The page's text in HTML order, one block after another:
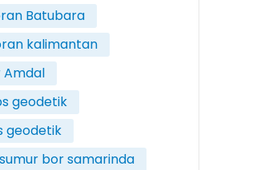
Batubara
kalimantan
Amdal
geodetik
geodetik
bor samarinda